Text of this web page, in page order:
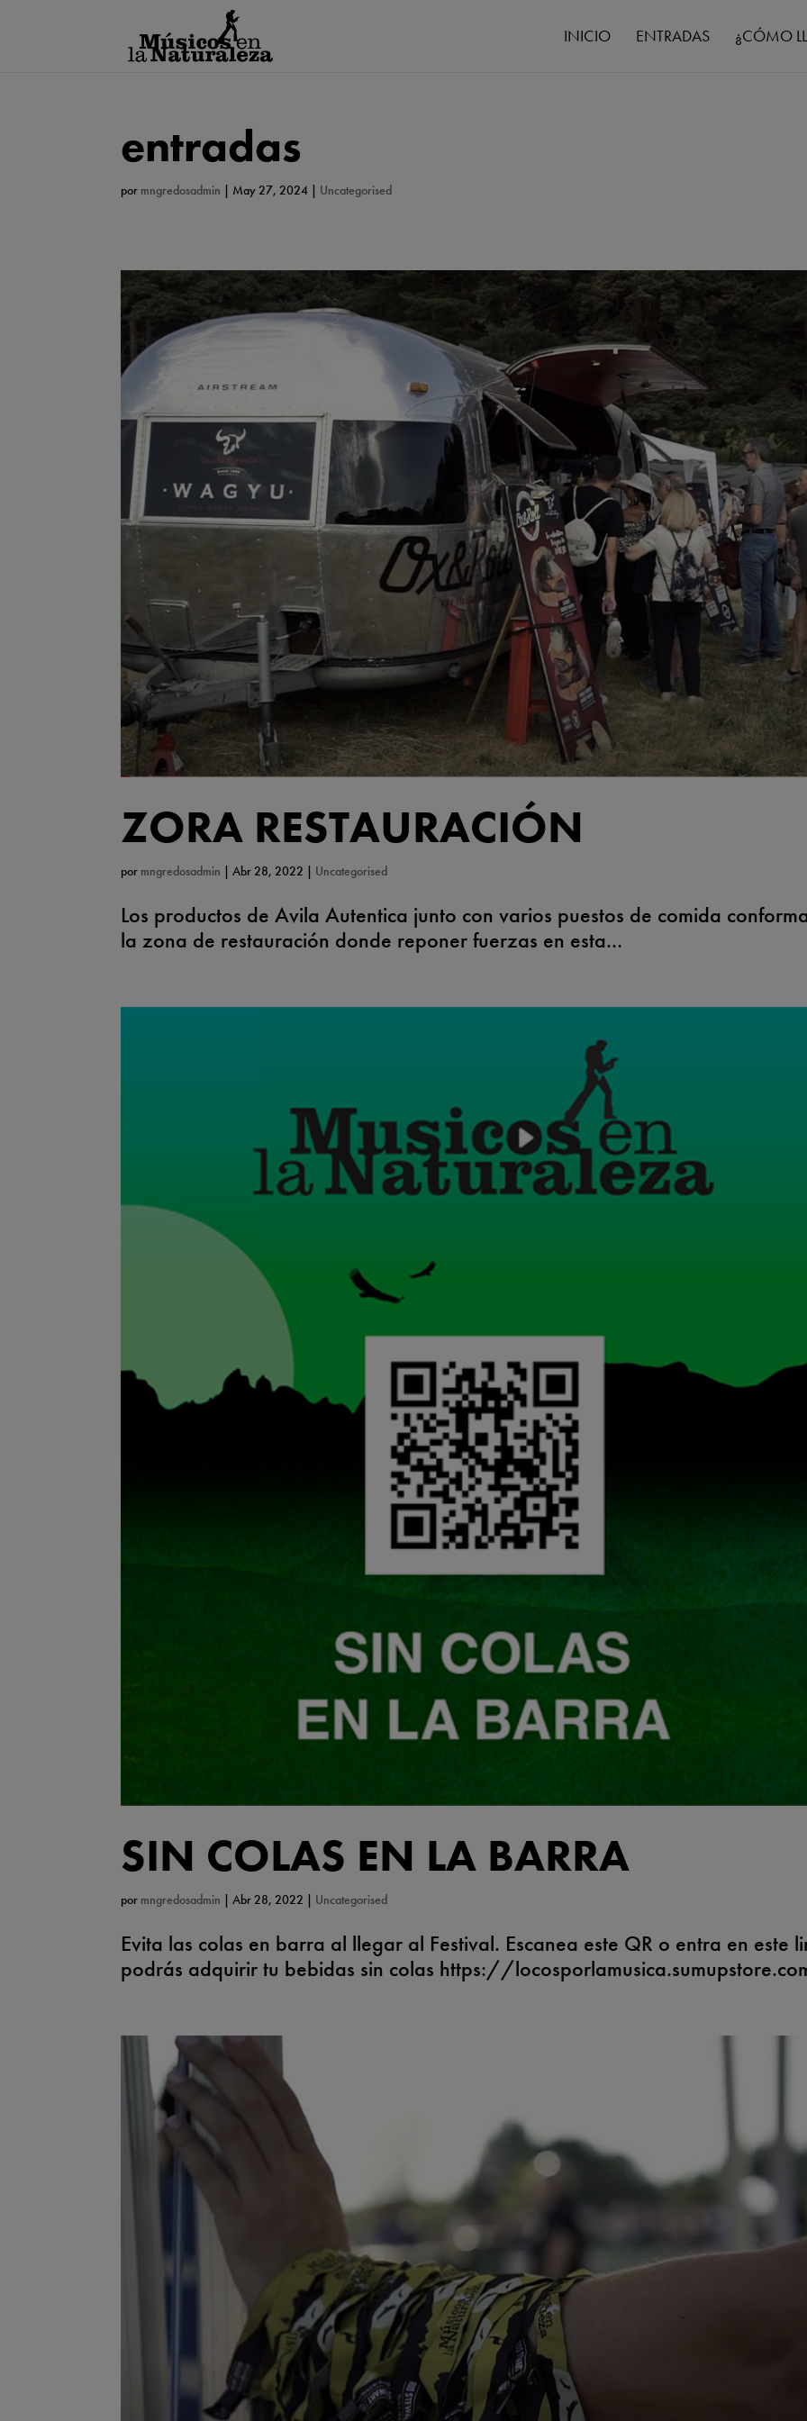
INICIO ENTRADAS ¿CÓMO
entradas
por mngredosadmin | May 27, 2024 | Uncategorised
ZORA RESTAURACIÓN
por mngredosadmin |Abr 28, 2022 Uncategorised
Los productos de Avila Autentica junto con varios puestos de comida
la zona de restauración donde reponer fuerzas en esta...
SIN COLAS EN LA BARRA
por mngredosadmin |Abr 28, 2022 Uncategorised
Evita las colas en barra al llegar al Festival. Escanea este QR o entra en este
podrás adquirir tu bebidas sin colas https://